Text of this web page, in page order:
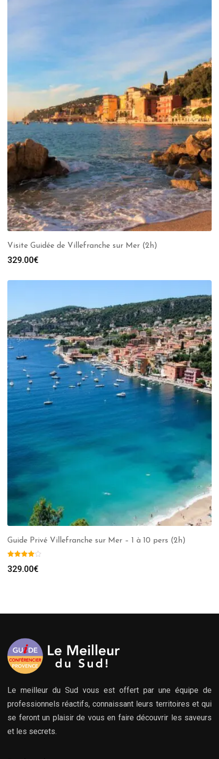
Visite Guidée de Villefranche sur Mer (2h)
329.00€
Guide Privé Villefranche sur Mer – 1 à 10 pers (2h)
329.00€
Le meilleur du Sud vous est offert par une équipe de
professionnels réactifs, connaissant leurs territoires et qui
se feront un plaisir de vous en faire découvrir les saveurs
et les secrets.